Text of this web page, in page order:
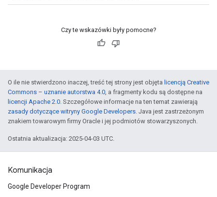
Czy te wskazówki były pomocne?
O ile nie stwierdzono inaczej, treść tej strony jest objęta licencją Creative
Commons – uznanie autorstwa 4.0, a fragmenty kodu są dostępne na
licencji Apache 2.0. Szczegółowe informacje na ten temat zawierają
zasady dotyczące witryny Google Developers. Java jest zastrzeżonym
znakiem towarowym firmy Oracle i jej podmiotów stowarzyszonych.
Ostatnia aktualizacja: 2025-04-03 UTC.
Komunikacja
Google Developer Program